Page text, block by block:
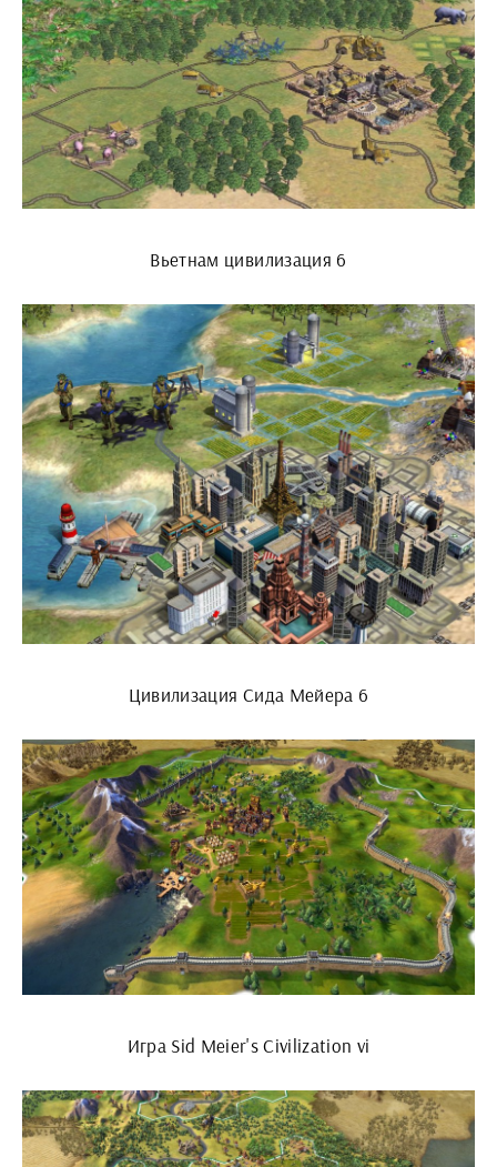
Вьетнам цивилизация 6
Цивилизация Сида Мейера 6
Игра Sid Meier's Civilization vi